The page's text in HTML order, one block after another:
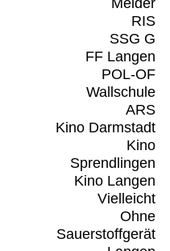
Melder
RIS
SSG G
FF Langen
POL-OF
Wallschule
ARS
Kino Darmstadt
Kino
Sprendlingen
Kino Langen
Vielleicht
Ohne
Sauerstoffgerät